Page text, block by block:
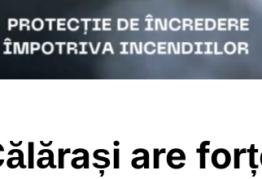
are